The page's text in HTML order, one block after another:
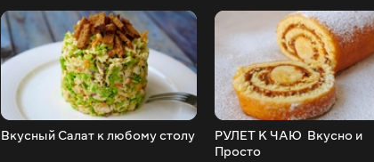
Вкусный Салат к любому столу
РУЛЕТ К ЧАЮ ️ Вкусно и
Просто